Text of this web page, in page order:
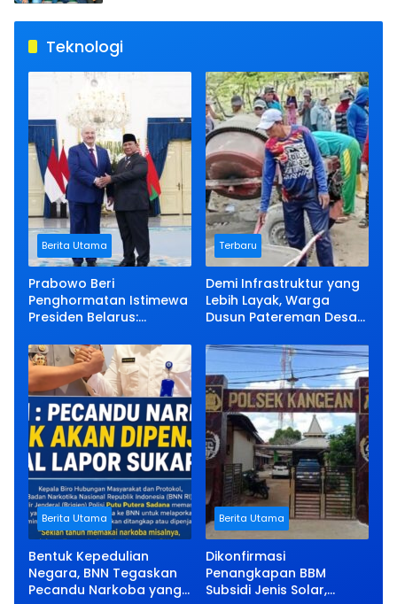
Teknologi
Berita Utama
Prabowo Beri
Penghormatan Istimewa
Presiden Belarus:
Negara
Terbaru
Demi Infrastruktur yang
Lebih Layak, Warga
Dusun Patereman Desa
Swadaya Perbaiki Jalan
Rusak
Berita Utama
Bentuk Kepedulian
Negara, BNN Tegaskan
Pecandu Narkoba yang
Berita Utama
Dikonfirmasi
Penangkapan BBM
Subsidi Jenis Solar,